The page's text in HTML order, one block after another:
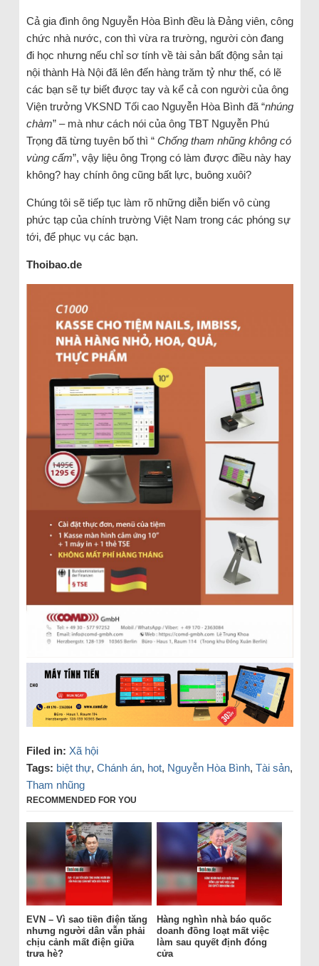
Cả gia đình ông Nguyễn Hòa Bình đều là Đảng viên, công
chức nhà nước, con thì vừa ra trường, người còn đang
đi học nhưng nếu chỉ sơ tính về tài sản bất động sản tại
nội thành Hà Nội đã lên đến hàng trăm tỷ như thế, có lẽ
các bạn sẽ tự biết được tay và kể cả con người của ông
Viện trưởng VKSND Tối cao Nguyễn Hòa Bình đã “nhúng
chàm” – mà như cách nói của ông TBT Nguyễn Phú
Trọng đã từng tuyên bố thì “ Chống tham nhũng không có
vùng cấm”, vậy liệu ông Trọng có làm được điều này hay
không? hay chính ông cũng bất lực, buông xuôi?
Chúng tôi sẽ tiếp tục làm rõ những diễn biến vô cùng
phức tạp của chính trường Việt Nam trong các phóng sự
tới, để phục vụ các bạn.
Thoibao.de
Filed in: Xã hội
Tags: biệt thự, Chánh án, hot, Nguyễn Hòa Bình, Tài sản,
Tham nhũng
RECOMMENDED FOR YOU
EVN – Vì sao tiền điện tăng
nhưng người dân vẫn phải
chịu cảnh mất điện giữa
trưa hè?
Hàng nghìn nhà báo quốc
doanh đồng loạt mất việc
làm sau quyết định đóng
cửa